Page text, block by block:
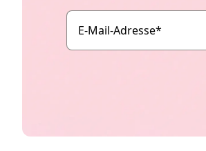
E-Mail-Adresse*